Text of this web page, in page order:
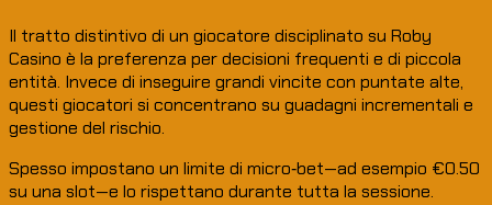
Il tratto distintivo di un giocatore disciplinato su Roby
Casino è la preferenza per decisioni frequenti e di piccola
entità. Invece di inseguire grandi vincite con puntate alte,
questi giocatori si concentrano su guadagni incrementali e
gestione del rischio.
Spesso impostano un limite di micro‑bet—ad esempio €0.50
su una slot—e lo rispettano durante tutta la sessione.